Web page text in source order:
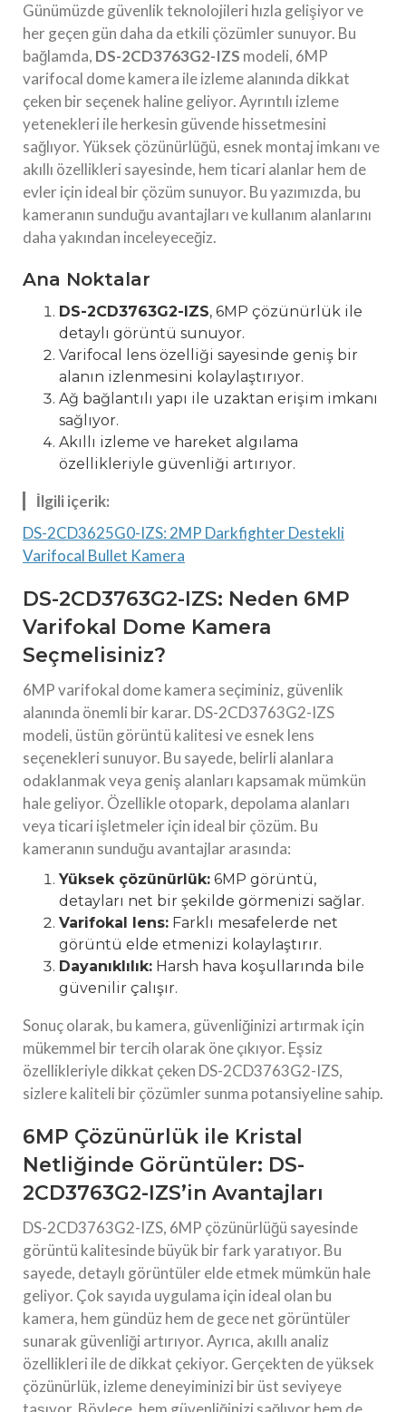
Günümüzde güvenlik teknolojileri hızla gelişiyor ve
her geçen gün daha da etkili çözümler sunuyor. Bu
bağlamda, DS-2CD3763G2-IZS modeli, 6MP
varifocal dome kamera ile izleme alanında dikkat
çeken bir seçenek haline geliyor. Ayrıntılı izleme
yetenekleri ile herkesin güvende hissetmesini
sağlıyor. Yüksek çözünürlüğü, esnek montaj imkanı ve
akıllı özellikleri sayesinde, hem ticari alanlar hem de
evler için ideal bir çözüm sunuyor. Bu yazımızda, bu
kameranın sunduğu avantajları ve kullanım alanlarını
daha yakından inceleyeceğiz.
Ana Noktalar
DS-2CD3763G2-IZS, 6MP çözünürlük ile
detaylı görüntü sunuyor.
Varifocal lens özelliği sayesinde geniş bir
alanın izlenmesini kolaylaştırıyor.
Ağ bağlantılı yapı ile uzaktan erişim imkanı
sağlıyor.
Akıllı izleme ve hareket algılama
özellikleriyle güvenliği artırıyor.
İlgili içerik:
DS-2CD3625G0-IZS: 2MP Darkfighter Destekli
Varifocal Bullet Kamera
DS-2CD3763G2-IZS: Neden 6MP
Varifokal Dome Kamera
Seçmelisiniz?
6MP varifokal dome kamera seçiminiz, güvenlik
alanında önemli bir karar. DS-2CD3763G2-IZS
modeli, üstün görüntü kalitesi ve esnek lens
seçenekleri sunuyor. Bu sayede, belirli alanlara
odaklanmak veya geniş alanları kapsamak mümkün
hale geliyor. Özellikle otopark, depolama alanları
veya ticari işletmeler için ideal bir çözüm. Bu
kameranın sunduğu avantajlar arasında:
Yüksek çözünürlük: 6MP görüntü,
detayları net bir şekilde görmenizi sağlar.
Varifokal lens: Farklı mesafelerde net
görüntü elde etmenizi kolaylaştırır.
Dayanıklılık: Harsh hava koşullarında bile
güvenilir çalışır.
Sonuç olarak, bu kamera, güvenliğinizi artırmak için
mükemmel bir tercih olarak öne çıkıyor. Eşsiz
özellikleriyle dikkat çeken DS-2CD3763G2-IZS,
sizlere kaliteli bir çözümler sunma potansiyeline sahip.
6MP Çözünürlük ile Kristal
Netliğinde Görüntüler: DS-
2CD3763G2-IZS’in Avantajları
DS-2CD3763G2-IZS, 6MP çözünürlüğü sayesinde
görüntü kalitesinde büyük bir fark yaratıyor. Bu
sayede, detaylı görüntüler elde etmek mümkün hale
geliyor. Çok sayıda uygulama için ideal olan bu
kamera, hem gündüz hem de gece net görüntüler
sunarak güvenliği artırıyor. Ayrıca, akıllı analiz
özellikleri ile de dikkat çekiyor. Gerçekten de yüksek
çözünürlük, izleme deneyiminizi bir üst seviyeye